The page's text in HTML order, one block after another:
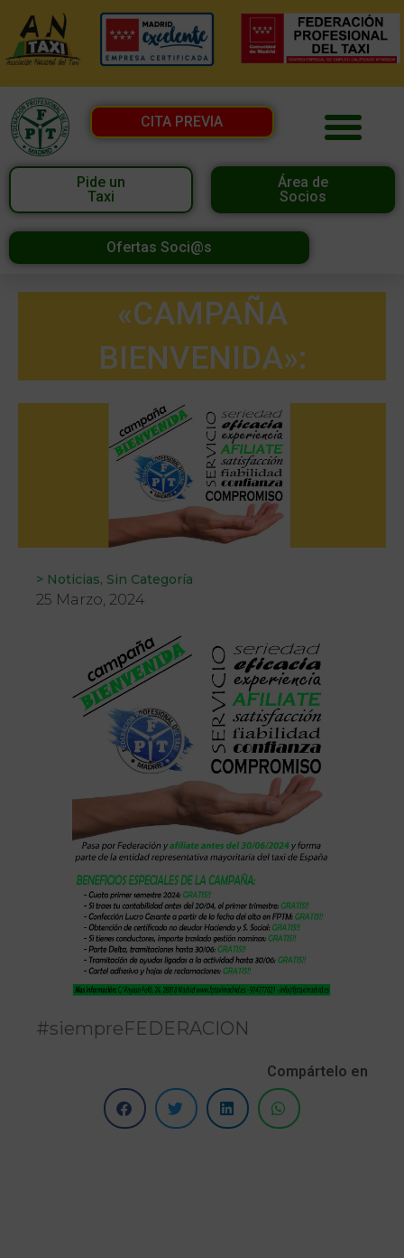
CITA PREVIA
Pide un
Taxi
Área de
Socios
Ofertas Soci@s
«CAMPAÑA
BIENVENIDA»:
> Noticias, Sin Categoría
25 Marzo, 2024
#siempreFEDERACION
Compártelo en